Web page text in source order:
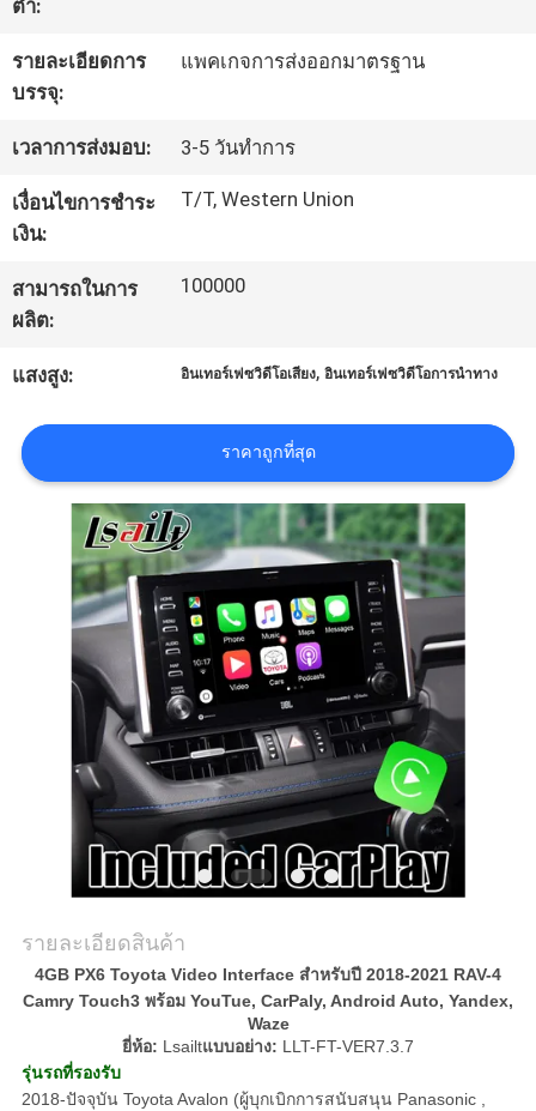
โรงงาน
ควบคุม
คุณภาพ
เรา
คดี
แผนผัง
เว็บไซต์
PRIVACY
POLICY
ต่ำ:
รายละเอียดการ
บรรจุ:
แพคเกจการส่งออกมาตรฐาน
เวลาการส่งมอบ: 3-5 วันทำการ
เงื่อนไขการชำระ
เงิน:
T/T, Western Union
สามารถในการ
ผลิต:
100000
แสงสูง: อินเทอร์เฟซวิดีโอเสียง,อินเทอร์เฟซวิดีโอการนำทาง
ราคาถูกที่สุด
รายละเอียดสินค้า
4GB PX6 Toyota Video Interface สำหรับปี 2018-2021 RAV-4
Camry Touch3 พร้อม YouTue, CarPaly, Android Auto, Yandex,
Waze
ยี่ห้อ: Lsailtแบบอย่าง: LLT-FT-VER7.3.7
รุ่นรถที่รองรับ
2018-ปัจจุบัน Toyota Avalon (ผู้บุกเบิกการสนับสนุน Panasonic ,